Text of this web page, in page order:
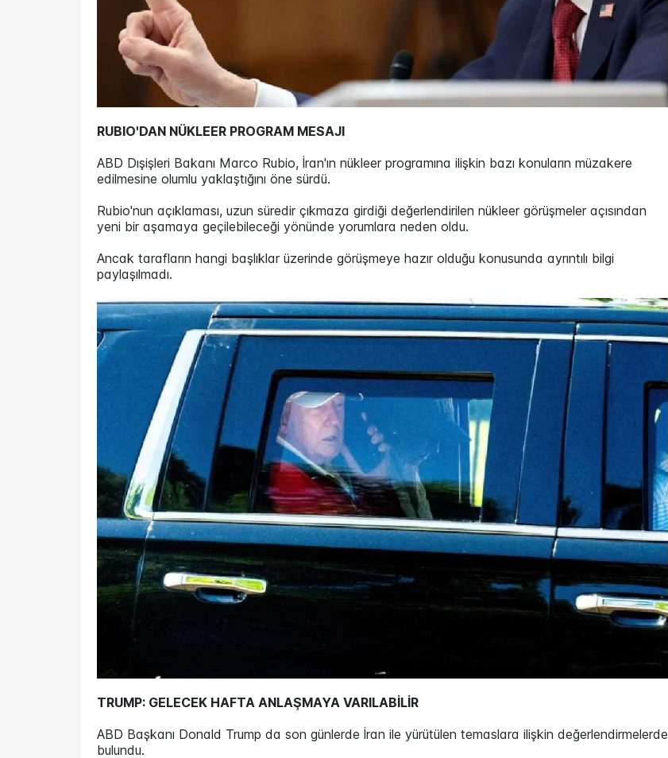
RUBIO'DAN NÜKLEER PROGRAM MESAJI
ABD Dışişleri Bakanı Marco Rubio, İran'ın nükleer programına ilişkin bazı konuların müzakere
edilmesine olumlu yaklaştığını öne sürdü.
Rubio'nun açıklaması, uzun süredir çıkmaza girdiği değerlendirilen nükleer görüşmeler açısından
yeni bir aşamaya geçilebileceği yönünde yorumlara neden oldu.
Ancak tarafların hangi başlıklar üzerinde görüşmeye hazır olduğu konusunda ayrıntılı bilgi
paylaşılmadı.
TRUMP: GELECEK HAFTA ANLAŞMAYA VARILABİLİR
ABD Başkanı Donald Trump da son günlerde İran ile yürütülen temaslara ilişkin değerlendirmelerde
bulundu.